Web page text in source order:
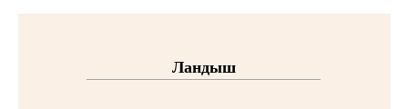
Ландыш